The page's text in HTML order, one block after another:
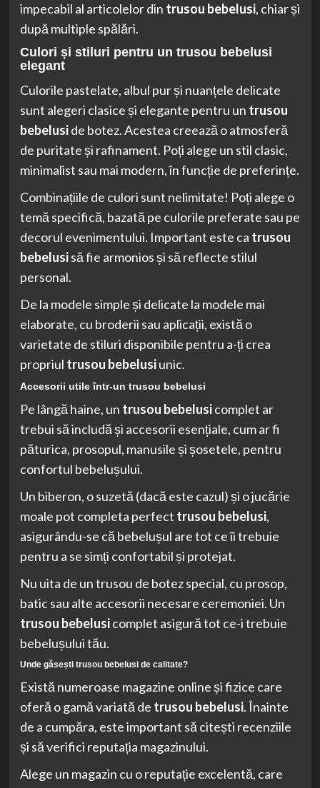
impecabil al articolelor din trusou bebelusi, chiar și
după multiple spălări.
Culori și stiluri pentru un trusou bebelusi
elegant
Culorile pastelate, albul pur și nuanțele delicate
sunt alegeri clasice și elegante pentru un trusou
bebeluside botez. Acestea creează o atmosferă
de puritate și rafinament. Poți alege un stil clasic,
minimalist sau mai modern, în funcție de preferințe.
Combinațiile de culori sunt nelimitate! Poți alege o
temă specifică, bazată pe culorile preferate sau pe
decorul evenimentului. Important este ca trusou
bebelusisă fie armonios și să reflecte stilul
personal.
De la modele simple și delicate la modele mai
elaborate, cu broderii sau aplicații, există o
varietate de stiluri disponibile pentru a-ți crea
propriul trusou bebelusiunic.
Accesorii utile într-un trusou bebelusi
Pe lângă haine, un trusou bebelusicomplet ar
trebui să includă și accesorii esențiale, cum ar fi
păturica, prosopul, manusile și șosetele, pentru
confortul bebelușului.
Un biberon, o suzetă (dacă este cazul) și o jucărie
moale pot completa perfect trusou bebelusi,
asigurându-se că bebelușul are tot ce îi trebuie
pentru a se simți confortabil și protejat.
Nu uita de un trusou de botez special, cu prosop,
batic sau alte accesorii necesare ceremoniei. Un
trusou bebelusicomplet asigură tot ce-i trebuie
bebelușului tău.
Unde găsești trusou bebeluside calitate?
Există numeroase magazine online și fizice care
oferă o gamă variată de trusou bebelusi. Înainte
de a cumpăra, este important să citești recenziile
și să verifici reputația magazinului.
Alege un magazin cu o reputație excelentă, care